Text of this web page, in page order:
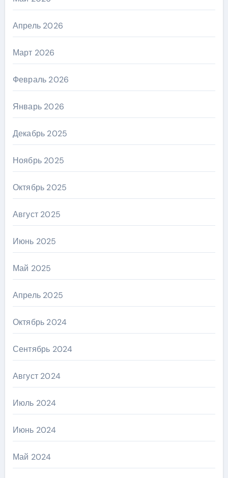
Апрель 2026
Март 2026
Февраль 2026
Январь 2026
Декабрь 2025
Ноябрь 2025
Октябрь 2025
Август 2025
Июнь 2025
Май 2025
Апрель 2025
Октябрь 2024
Сентябрь 2024
Август 2024
Июль 2024
Июнь 2024
Май 2024